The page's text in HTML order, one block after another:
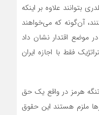
بتوانند علاوه بر اینکه
آن‌گونه که می‌خواهند
در موضع اقتدار نشان داد
فقط با اجازه ایران
هرمز در واقع یک حق
ملزم هستند این حقوق